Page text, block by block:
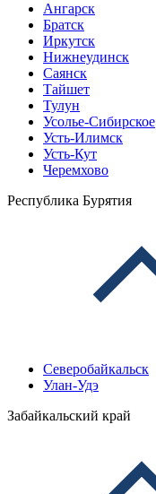
Ангарск
Братск
Иркутск
Нижнеудинск
Саянск
Тайшет
Тулун
Усолье-Сибирское
Усть-Илимск
Усть-Кут
Черемхово
Республика Бурятия
Северобайкальск
Улан-Удэ
Забайкальский край